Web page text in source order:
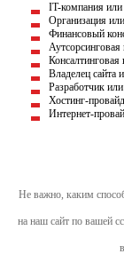
IT-компания или
Организация
Финансовый
Аутсорсинговая
Консалтинговая
Владелец сайта
Разработчик
Хостинг-
Интернет-
Не важно, каким
на наш сайт по вашей